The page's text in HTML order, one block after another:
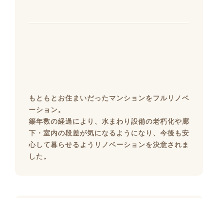
もともとお住まいだったマンションをフルリノベ
ーション。
築年数の経過により、水まわり設備の老朽化や廊
下・室内の段差が気になるようになり、今後も安
心して暮らせるようリノベーションを決意されま
した。